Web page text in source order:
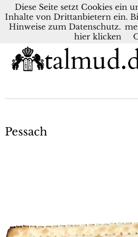
KONTAKT BLOG DEUTSCH
Pessach
Diese Seite setzt Cookies ein
Inhalte von Drittanbietern ein.
Hinweise zum Datenschutz.
hier klicken